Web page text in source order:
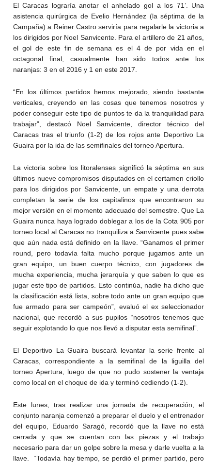
El Caracas lograría anotar el anhelado gol a los 71’. Una
asistencia quirúrgica de Evelio Hernández (la séptima de la
Campaña) a Reiner Castro serviría para regalarle la victoria a
los dirigidos por Noel Sanvicente. Para el artillero de 21 años,
el gol de este fin de semana es el 4 de por vida en el
octagonal final, casualmente han sido todos ante los
naranjas: 3 en el 2016 y 1 en este 2017.
“En los últimos partidos hemos mejorado, siendo bastante
verticales, creyendo en las cosas que tenemos nosotros y
poder conseguir este tipo de puntos te da la tranquilidad para
trabajar”, destacó Noel Sanvicente, director técnico del
Caracas tras el triunfo (1-2) de los rojos ante Deportivo La
Guaira por la ida de las semifinales del torneo Apertura.
La victoria sobre los litoralenses significó la séptima en sus
últimos nueve compromisos disputados en el certamen criollo
para los dirigidos por Sanvicente, un empate y una derrota
completan la serie de los capitalinos que encontraron su
mejor versión en el momento adecuado del semestre. Que La
Guaira nunca haya logrado doblegar a los de la Cota 905 por
torneo local al Caracas no tranquiliza a Sanvicente pues sabe
que aún nada está definido en la llave. “Ganamos el primer
round, pero todavía falta mucho porque jugamos ante un
gran equipo, un buen cuerpo técnico, con jugadores de
mucha experiencia, mucha jerarquía y que saben lo que es
jugar este tipo de partidos. Esto continúa, nadie ha dicho que
la clasificación está lista, sobre todo ante un gran equipo que
fue armado para ser campeón”, evaluó el ex seleccionador
nacional, que recordó a sus pupilos “nosotros tenemos que
seguir explotando lo que nos llevó a disputar esta semifinal”.
El Deportivo La Guaira buscará levantar la serie frente al
Caracas, correspondiente a la semifinal de la liguilla del
torneo Apertura, luego de que no pudo sostener la ventaja
como local en el choque de ida y terminó cediendo (1-2).
Este lunes, tras realizar una jornada de recuperación, el
conjunto naranja comenzó a preparar el duelo y el entrenador
del equipo, Eduardo Saragó, recordó que la llave no está
cerrada y que se cuentan con las piezas y el trabajo
necesario para dar un golpe sobre la mesa y darle vuelta a la
llave. “Todavía hay tiempo, se perdió el primer partido, pero